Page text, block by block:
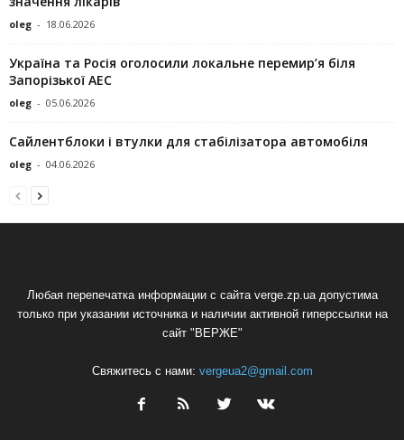
oleg - 18.06.2026
Україна та Росія оголосили локальне перемир’я біля
Запорізької АЕС
oleg - 05.06.2026
Сайлентблоки і втулки для стабілізатора автомобіля
oleg - 04.06.2026
Любая перепечатка информации с сайта verge.zp.ua допустима
только при указании источника и наличии активной гиперссылки на
сайт "ВЕРЖЕ"
Свяжитесь с нами: vergeua2@gmail.com